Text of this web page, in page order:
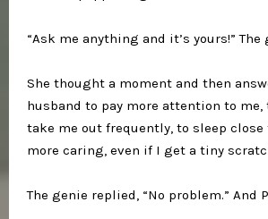
“Ask me anything and it’s yours!” The
She thought a moment and then
husband to pay more attention to me,
take me out frequently, to sleep close
more caring, even if I get a tiny
The genie replied, “No problem.” And